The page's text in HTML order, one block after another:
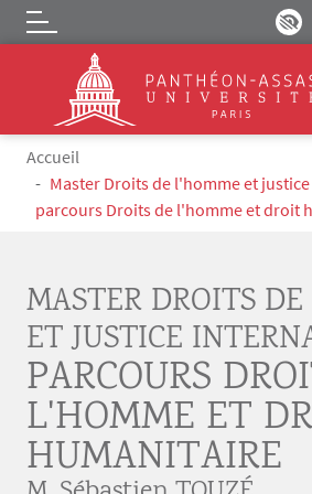
Aller au contenu principal
Logo
Fil d'Ariane
Accueil
Master Droits de l'homme et
parcours Droits de l'homme et droit
MASTER DROITS
ET JUSTICE
PARCOURS
L'HOMME ET
HUMANITAIRE